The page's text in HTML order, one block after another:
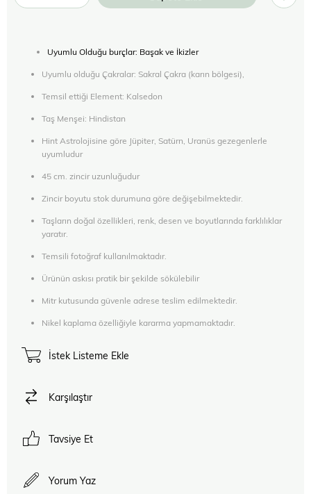
Uyumlu Olduğu burçlar: Başak ve İkizler
Uyumlu olduğu Çakralar: Sakral Çakra (karın bölgesi),
Temsil ettiği Element: Kalsedon
Taş Menşei: Hindistan
Hint Astrolojisine göre Jüpiter, Satürn, Uranüs gezegenlerle
uyumludur
45 cm. zincir uzunluğudur
Zincir boyutu stok durumuna göre değişebilmektedir.
Taşların doğal özellikleri, renk, desen ve boyutlarında farklılıklar
yaratır.
Temsili fotoğraf kullanılmaktadır.
Ürünün askısı pratik bir şekilde sökülebilir
Mitr kutusunda güvenle adrese teslim edilmektedir.
Nikel kaplama özelliğiyle kararma yapmamaktadır.
İstek Listeme Ekle
Karşılaştır
Tavsiye Et
Yorum Yaz